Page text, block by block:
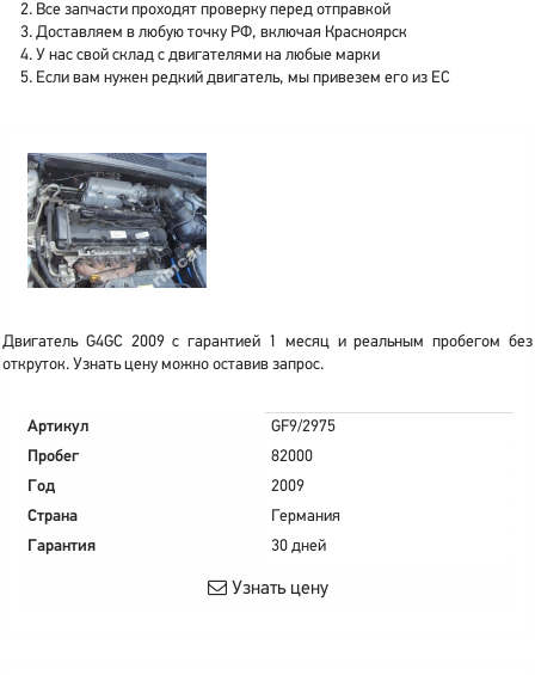
Все запчасти проходят проверку перед отправкой
Доставляем в любую точку РФ, включая Красноярск
У нас свой склад с двигателями на любые марки
Если вам нужен редкий двигатель, мы привезем его из ЕС
Двигатель G4GC 2009 с гарантией 1 месяц и реальным пробегом без
откруток. Узнать цену можно оставив запрос.
Артикул
GF9/2975
Пробег
82000
Год
2009
Страна
Германия
Гарантия
30 дней
Узнать цену